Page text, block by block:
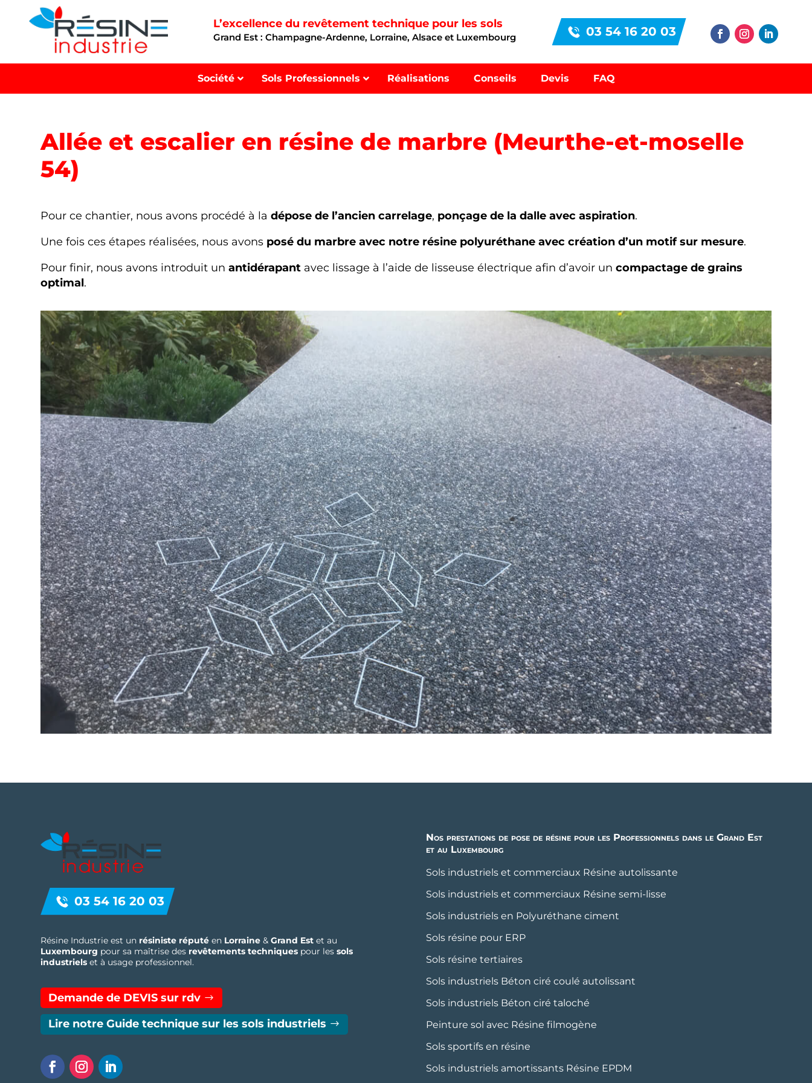
L’excellence du revêtement technique pour les sols
Grand Est : Champagne-Ardenne, Lorraine, Alsace et Luxembourg 03 54 16 20 03
Société Sols Professionnels Réalisations Conseils Devis FAQ
Allée et escalier en résine de marbre (Meurthe-et-moselle
54)
Pour ce chantier, nous avons procédé à ladépose de l’ancien carrelage, ponçage de la dalle avec aspiration.
Une fois ces étapes réalisées, nous avons posé du marbre avec notre résine polyuréthane avec création d’un motif sur mesure.
Pour finir, nous avons introduit unantidérapant avec lissage à l’aide de lisseuse électrique afin d’avoir uncompactage de grains
optimal.
03 54 16 20 03
Résine Industrie est un résiniste réputé en Lorraine & Grand Est et au
Luxembourg pour sa maîtrise des revêtements techniques pour lessols
industriels et à usage professionnel.
Demande de DEVIS sur rdv
Lire notre Guide technique sur les sols industriels
Nos prestations de pose de résine pour les Professionnels dans le Grand Est
et au Luxembourg
Sols industriels et commerciaux Résine autolissante
Sols industriels et commerciaux Résine semi-lisse
Sols industriels en Polyuréthane ciment
Sols résine pour ERP
Sols résine tertiaires
Sols industriels Béton ciré coulé autolissant
Sols industriels Béton ciré taloché
Peinture sol avec Résine filmogène
Sols sportifs en résine
Sols industriels amortissants Résine EPDM